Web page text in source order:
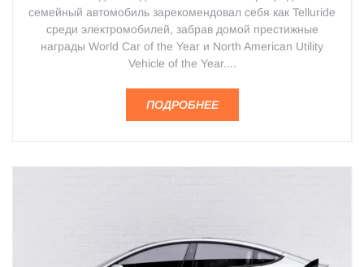
семейный автомобиль зарекомендовал себя как Telluride
среди электромобилей, забрав домой престижные
награды World Car of the Year и North American Utility
Vehicle of the Year....
ПОДРОБНЕЕ